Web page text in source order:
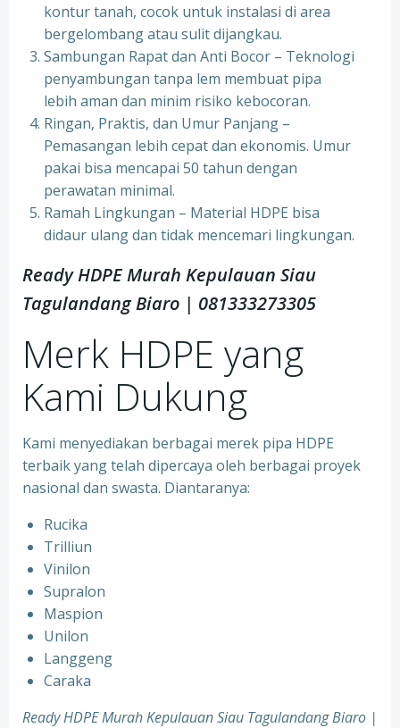
kontur tanah, cocok untuk instalasi di area
bergelombang atau sulit dijangkau.
Sambungan Rapat dan Anti Bocor – Teknologi
penyambungan tanpa lem membuat pipa
lebih aman dan minim risiko kebocoran.
Ringan, Praktis, dan Umur Panjang –
Pemasangan lebih cepat dan ekonomis. Umur
pakai bisa mencapai 50 tahun dengan
perawatan minimal.
Ramah Lingkungan – Material HDPE bisa
didaur ulang dan tidak mencemari lingkungan.
Ready HDPE Murah Kepulauan Siau
Tagulandang Biaro | 081333273305
Merk HDPE yang
Kami Dukung
Kami menyediakan berbagai merek pipa HDPE
terbaik yang telah dipercaya oleh berbagai proyek
nasional dan swasta. Diantaranya:
Rucika
Trilliun
Vinilon
Supralon
Maspion
Unilon
Langgeng
Caraka
Ready HDPE Murah Kepulauan Siau Tagulandang Biaro |